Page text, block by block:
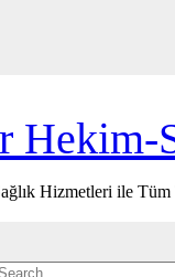
Hekim-
Hizmetleri ile Tüm